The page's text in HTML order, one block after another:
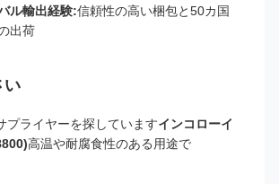
ル輸出経験:信頼性の高い梱包と50カ国
出荷
い
プライヤーを探していますインコローイ
高温や耐腐食性のある用途で